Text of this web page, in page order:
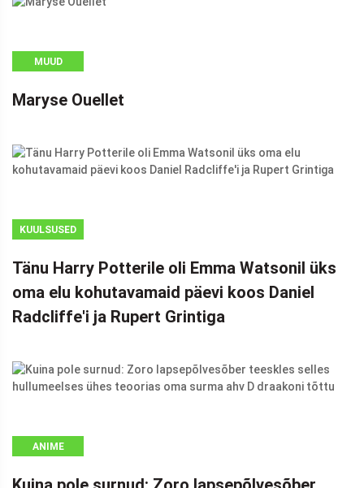
MUUD
Maryse Ouellet
KUULSUSED
Tänu Harry Potterile oli Emma Watsonil üks
oma elu kohutavamaid päevi koos Daniel
Radcliffe'i ja Rupert Grintiga
ANIME